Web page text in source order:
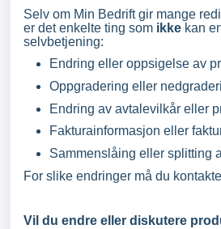
Selv om Min Bedrift gir mange
er det enkelte ting som ikke kan
selvbetjening:
Endring eller oppsigelse av
Oppgradering eller
Endring av avtalevilkår eller
Fakturainformasjon eller
Sammenslåing eller splitting
For slike endringer må du
Vil du endre eller diskutere